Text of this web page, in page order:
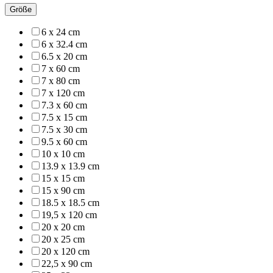
Größe
6 x 24 cm
6 x 32.4 cm
6.5 x 20 cm
7 x 60 cm
7 x 80 cm
7 x 120 cm
7.3 x 60 cm
7.5 x 15 cm
7.5 x 30 cm
9.5 x 60 cm
10 x 10 cm
13.9 x 13.9 cm
15 x 15 cm
15 x 90 cm
18.5 x 18.5 cm
19,5 x 120 cm
20 x 20 cm
20 x 25 cm
20 x 120 cm
22,5 x 90 cm